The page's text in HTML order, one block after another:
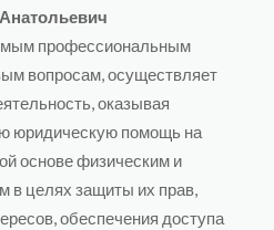
профессиональным
вопросам, осуществляет
оказывая
юридическую помощь на
основе физическим и
в целях защиты их прав,
обеспечения доступа